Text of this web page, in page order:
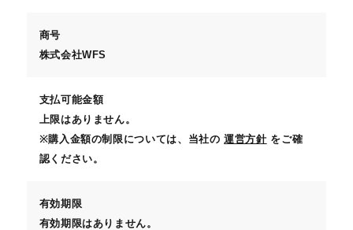
商号
株式会社WFS
支払可能金額
上限はありません。
※購入金額の制限については、当社の運営方針 をご確
認ください。
有効期限
有効期限はありません。